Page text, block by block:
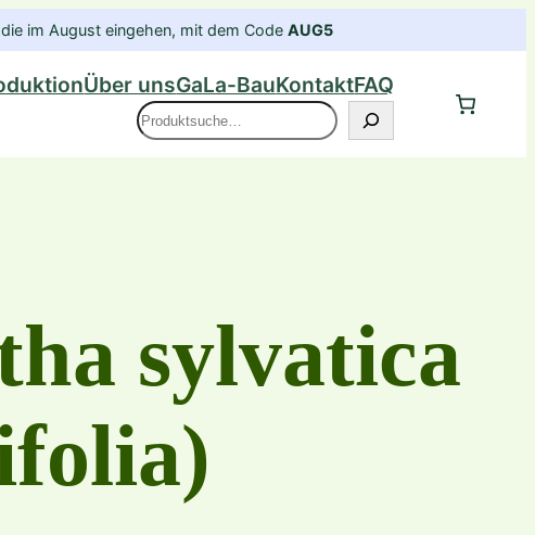
im August eingehen, mit dem Code AUG5
Über unsGaLa-BauKontaktFAQ
Suche
sylvatica